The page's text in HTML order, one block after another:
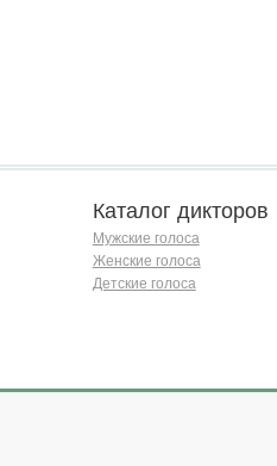
Каталог дикторов
Мужские голоса
Женские голоса
Детские голоса